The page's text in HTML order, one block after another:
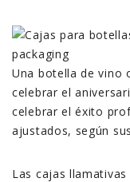
Una botella de vino
celebrar el
celebrar el éxito
ajustados, según
Las cajas